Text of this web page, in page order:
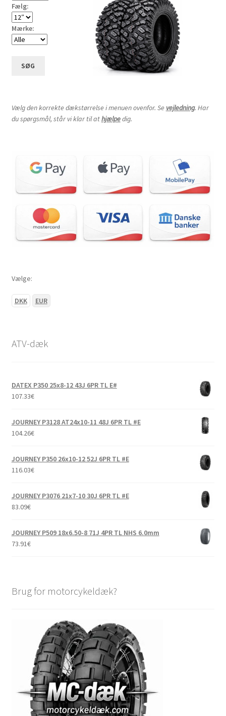
Fælg:
Mærke:
SØG
Vælg den korrekte dækstørrelse i menuen ovenfor. Se vejledning. Har
du spørgsmål, står vi klar til athjælpedig.
Vælge:
DKK EUR
ATV-dæk
DATEX P350 25x8-12 43J 6PR TL E#
107.33€
JOURNEY P3128 AT24x10-11 48J 6PR TL #E
104.26€
JOURNEY P350 26x10-12 52J 6PR TL #E
116.03€
JOURNEY P3076 21x7-10 30J 6PR TL #E
83.09€
JOURNEY P509 18x6.50-8 71J 4PR TL NHS 6.0mm
73.91€
Brug for motorcykeldæk?